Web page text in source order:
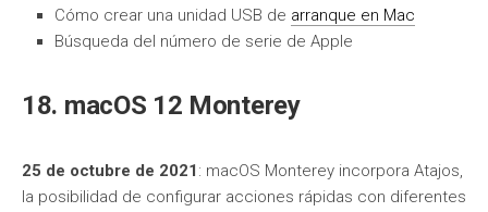
Cómo crear una unidad USB de arranque en Mac
Búsqueda del número de serie de Apple
18. macOS 12 Monterey
25 de octubre de 2021 : macOS Monterey incorpora Atajos,
la posibilidad de configurar acciones rápidas con diferentes